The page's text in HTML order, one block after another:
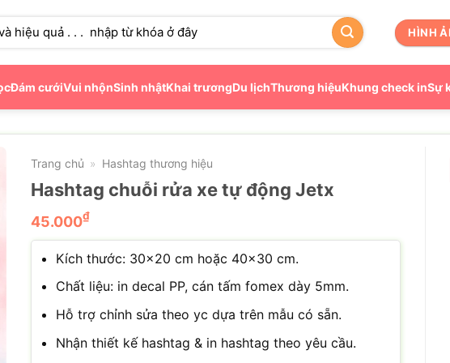
HÌNH
Đám cướiVui nhộnSinh nhậtKhai trươngDu lịchThương hiệuKhung check inSự
Trang chủ » Hashtag thương hiệu
Hashtag chuỗi rửa xe tự động Jetx
45.000₫
Kích thước: 30×20 cm hoặc 40×30 cm.
Chất liệu: in decal PP, cán tấm fomex dày 5mm.
Hỗ trợ chỉnh sửa theo yc dựa trên mẫu có sẵn.
Nhận thiết kế hashtag & in hashtag theo yêu cầu.